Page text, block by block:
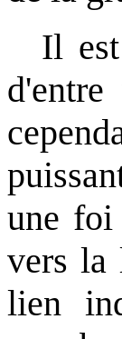
Il
une foi
vers la
lien